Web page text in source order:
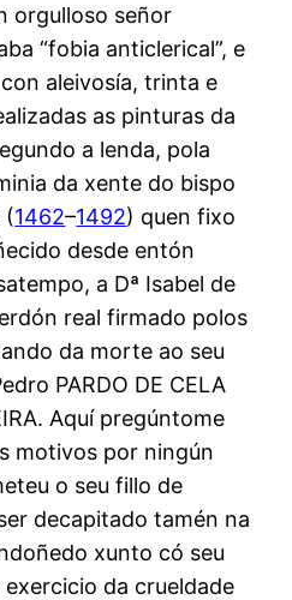
orgulloso señor
“fobia anticlerical”, e
aleivosía, trinta e
as pinturas da
a lenda, pola
da xente do bispo
(1462–1492) quen fixo
desde entón
a Dª Isabel de
real firmado polos
da morte ao seu
PARDO DE CELA
Aquí pregúntome
motivos por ningún
o seu fillo de
decapitado tamén na
xunto có seu
exercicio da crueldade